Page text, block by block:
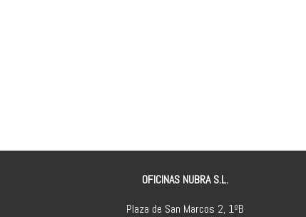
OFICINAS NUBRA S.L.
Plaza de San Marcos 2, 1ºB